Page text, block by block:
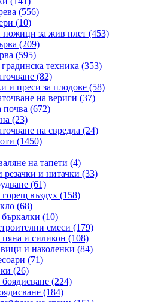
(556)
(10)
ножици за жив плет (453)
(209)
(595)
техника (353)
(82)
и преси за плодове (58)
на вериги (37)
почва (672)
(23)
на свредла (24)
(1450)
на тапети (4)
и нитачки (33)
(61)
въздух (158)
(68)
(10)
смеси (179)
пяна и силикон (108)
и наколенки (84)
(71)
(26)
(224)
(184)